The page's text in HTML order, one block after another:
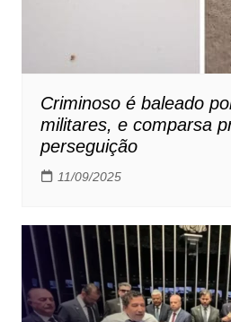
Criminoso é baleado
militares, e comparsa
perseguição
11/09/2025